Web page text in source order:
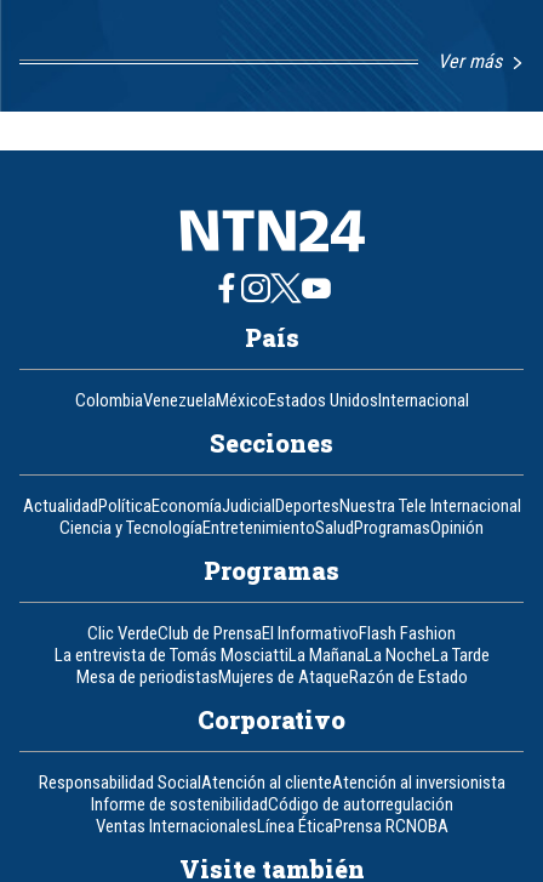
Ver más
1
8
País
ColombiaVenezuelaMéxicoEstados UnidosInternacional
Secciones
ActualidadPolíticaEconomíaJudicialDeportesNuestra Tele Internacional
Ciencia y TecnologíaEntretenimientoSaludProgramasOpinión
Programas
Clic VerdeClub de PrensaEl InformativoFlash Fashion
La entrevista de Tomás MosciattiLa MañanaLa NocheLa Tarde
Mesa de periodistasMujeres de AtaqueRazón de Estado
Corporativo
Responsabilidad SocialAtención al clienteAtención al inversionista
Informe de sostenibilidadCódigo de autorregulación
Ventas InternacionalesLínea ÉticaPrensa RCNOBA
Visite también